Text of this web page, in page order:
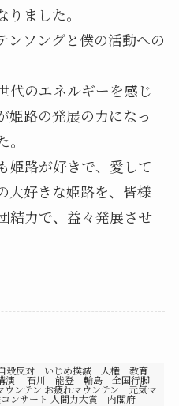
ました。
ンソングと僕の活動への
代のエネルギーを感じ
姫路の発展の力になっ
姫路が好きで、愛して
大好きな姫路を、皆様
結力で、益々発展させ
殺反対 いじめ撲滅 人権 教育
講演 石川 能登 輪島 全国行脚
ンテン お疲れマウンテン 元気マ
サート 人間力大賞 内閣府